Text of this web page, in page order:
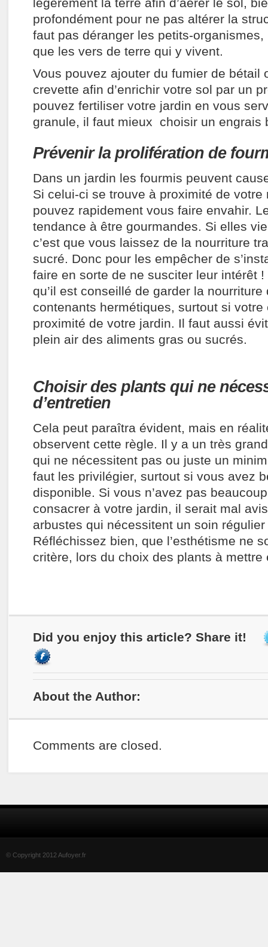
légèrement la terre afin d’aérer le sol,
profondément pour ne pas altérer la
faut pas déranger les petits-
que les vers de terre qui y vivent.
Vous pouvez ajouter du fumier de bétail
crevette afin d’enrichir votre sol par un
pouvez fertiliser votre jardin en vous
granule, il faut mieux choisir un engrais
Prévenir la prolifération de
Dans un jardin les fourmis peuvent
Si celui-ci se trouve à proximité de votre
pouvez rapidement vous faire envahir.
tendance à être gourmandes. Si elles
c’est que vous laissez de la nourriture
sucré. Donc pour les empêcher de
faire en sorte de ne susciter leur intérêt !
qu’il est conseillé de garder la nourriture
contenants hermétiques, surtout si votre
proximité de votre jardin. Il faut aussi
plein air des aliments gras ou sucrés.
Choisir des plants qui ne
d’entretien
Cela peut paraîtra évident, mais en
observent cette règle. Il y a un très
qui ne nécessitent pas ou juste un
faut les privilégier, surtout si vous avez
disponible. Si vous n’avez pas
consacrer à votre jardin, il serait mal
arbustes qui nécessitent un soin
Réfléchissez bien, que l’esthétisme ne
critère, lors du choix des plants à mettre
Did you enjoy this article? Share it!
About the Author:
Comments are closed.
© Copyright 2012 Aufoyer.fr